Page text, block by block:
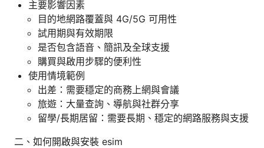
主要影響因素
目的地網路覆蓋與 4G/5G 可用性
試用期與有效期限
是否包含語音、簡訊及全球支援
購買與啟用步驟的便利性
使用情境範例
出差：需要穩定的商務上網與會議
旅遊：大量查詢、導航與社群分享
留學/長期居留：需要長期、穩定的網路服務與支援
二、如何開啟與安裝 esim